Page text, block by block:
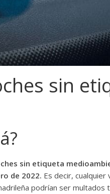
sin
sin etiqueta
de 2022. Es decir,
podrían ser multados